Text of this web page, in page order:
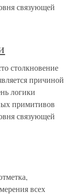
связующей
столкновение
причиной
логики
примитивов
связующей
всех